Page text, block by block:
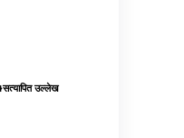
सत्यापित उल्लेख